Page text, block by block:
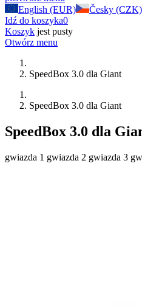
English (EUR)
Česky (CZK)
Idź do koszyka0
Koszyk jest pusty
Otwórz menu
SpeedBox 3.0 dla Giant
SpeedBox 3.0 dla Giant
SpeedBox 3.0 dla
gwiazda 1 gwiazda 2 gwiazda 3